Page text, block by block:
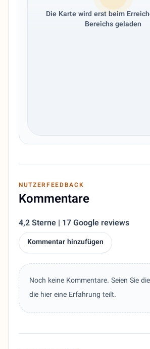
Die Karte wird erst beim
Bereichs geladen
NUTZERFEEDBACK
Kommentare
4,2 Sterne | 17 Google reviews
Kommentar hinzufügen
Noch keine Kommentare. Seien Sie
die hier eine Erfahrung teilt.